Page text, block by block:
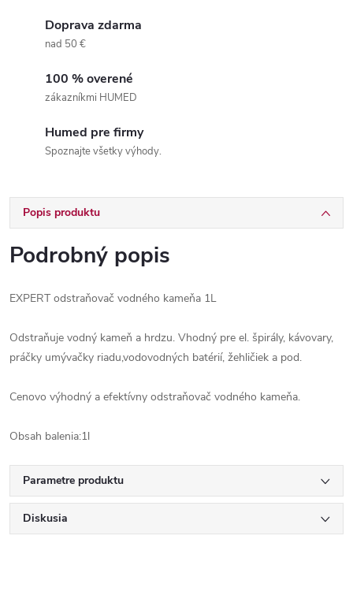
Doprava zdarma
nad 50 €
100 % overené
zákazníkmi HUMED
Humed pre firmy
Spoznajte všetky výhody.
Popis produktu
Podrobný popis
EXPERT odstraňovač vodného kameňa 1L
Odstraňuje vodný kameň a hrdzu. Vhodný pre el. špirály, kávovary,
práčky umývačky riadu,vodovodných batérií, žehličiek a pod.
Cenovo výhodný a efektívny odstraňovač vodného kameňa.
Obsah balenia:1l
Parametre produktu
Diskusia